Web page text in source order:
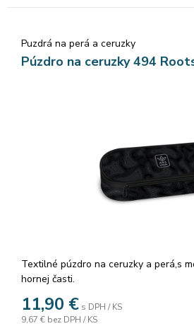
Puzdrá na perá a ceruzky
Púzdro na ceruzky 494
Textilné púzdro na ceruzky a perá,s
hornej časti.
11,90 € s DPH / KS
9,67 € bez DPH / KS